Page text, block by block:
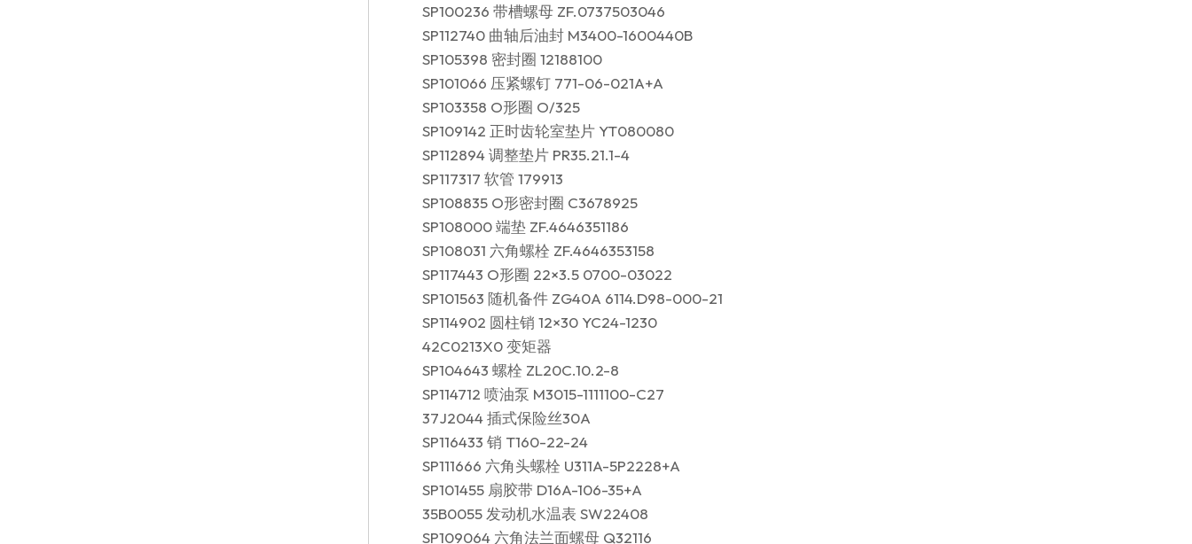
SP100236 带槽螺母 ZF.0737503046
SP112740 曲轴后油封 M3400-1600440B
SP105398 密封圈 12188100
SP101066 压紧螺钉 771-06-021A+A
SP103358 O形圈 O/325
SP109142 正时齿轮室垫片 YT080080
SP112894 调整垫片 PR35.21.1-4
SP117317 软管 179913
SP108835 O形密封圈 C3678925
SP108000 端垫 ZF.4646351186
SP108031 六角螺栓 ZF.4646353158
SP117443 O形圈 22×3.5 0700-03022
SP101563 随机备件 ZG40A 6114.D98-000-21
SP114902 圆柱销 12×30 YC24-1230
42C0213X0 变矩器
SP104643 螺栓 ZL20C.10.2-8
SP114712 喷油泵 M3015-1111100-C27
37J2044 插式保险丝30A
SP116433 销 T160-22-24
SP111666 六角头螺栓 U311A-5P2228+A
SP101455 扇胶带 D16A-106-35+A
35B0055 发动机水温表 SW22408
SP109064 六角法兰面螺母 Q32116